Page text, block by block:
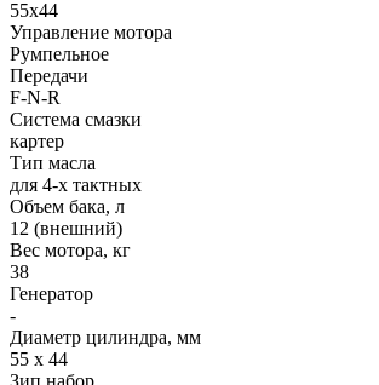
55x44
Управление мотора
Румпельное
Передачи
F-N-R
Система смазки
картер
Тип масла
для 4-х тактных
Объем бака, л
12 (внешний)
Вес мотора, кг
38
Генератор
-
Диаметр цилиндра, мм
55 x 44
Зип набор